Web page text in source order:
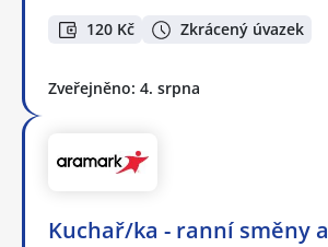
120 Kč Zkrácený úvazek
Zveřejněno: 4. srpna
Kuchař/ka - ranní směny a